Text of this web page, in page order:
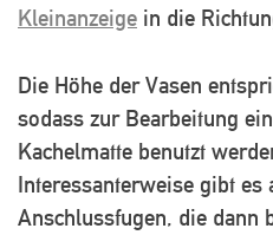
Kleinanzeige in die
Die Höhe der Vasen
sodass zur Bearbeitung
Kachelmatte benutzt
Interessanterweise gibt
Anschlussfugen, die dann